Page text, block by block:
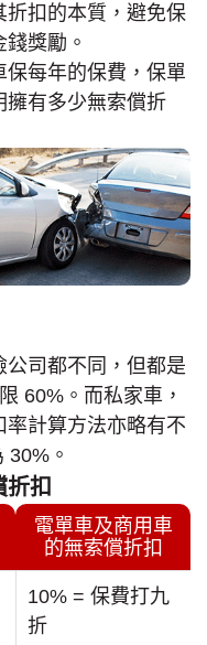
扣的本質，避免保
獎勵。
保每年的保費，保單
擁有多少無索償折
司都不同，但都是
60%。而私家車，
率計算方法亦略有不
30%。
扣
電單車及商用車
的無索償折扣
10% = 保費打九
折